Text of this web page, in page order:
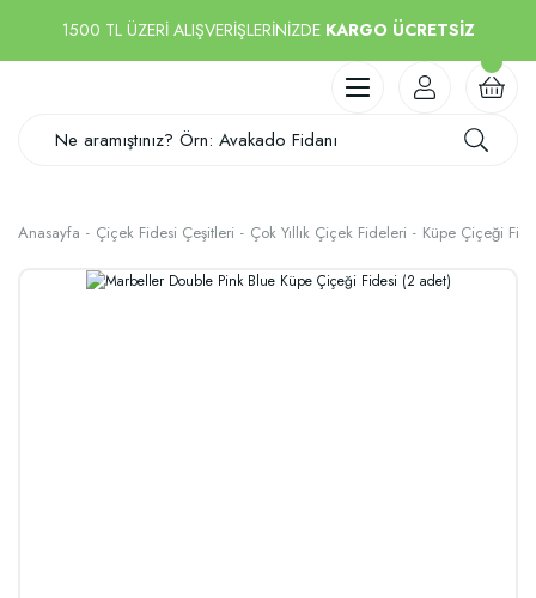
1500 TL ÜZERİ ALIŞVERİŞLERİNİZDE KARGO ÜCRETSİZ
Anasayfa Çiçek Fidesi Çeşitleri Çok Yıllık Çiçek Fideleri Küpe Çiçeği